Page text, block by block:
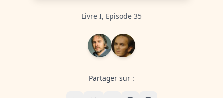
Livre I, Episode 35
Partager sur :